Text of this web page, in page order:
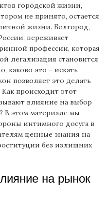
городской жизни,
не принято, остается
жизни. Белгород,
переживает
профессии, которая
легализация становится
каково это – искать
позволяет это делать
происходит этот
влияние на выбор
В этом материале мы
интимного досуга в
ценные знания на
без излишних
на рынок